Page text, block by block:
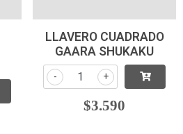
LLAVERO CUADRADO
GAARA SHUKAKU
+
-
$3.590